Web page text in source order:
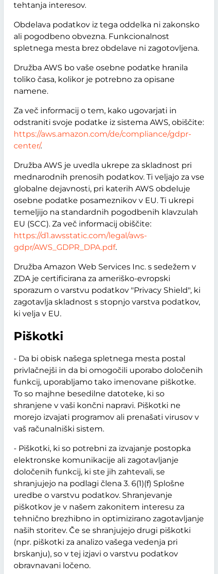
tehtanja interesov.
Obdelava podatkov iz tega oddelka ni zakonsko
ali pogodbeno obvezna. Funkcionalnost
spletnega mesta brez obdelave ni zagotovljena.
Družba AWS bo vaše osebne podatke hranila
toliko časa, kolikor je potrebno za opisane
namene.
Za več informacij o tem, kako ugovarjati in
odstraniti svoje podatke iz sistema AWS, obiščite:
https://aws.amazon.com/de/compliance/gdpr-
center/.
Družba AWS je uvedla ukrepe za skladnost pri
mednarodnih prenosih podatkov. Ti veljajo za vse
globalne dejavnosti, pri katerih AWS obdeluje
osebne podatke posameznikov v EU. Ti ukrepi
temeljijo na standardnih pogodbenih klavzulah
EU (SCC). Za več informacij obiščite:
https://d1.awsstatic.com/legal/aws-
gdpr/AWS_GDPR_DPA.pdf.
Družba Amazon Web Services Inc. s sedežem v
ZDA je certificirana za ameriško-evropski
sporazum o varstvu podatkov "Privacy Shield", ki
zagotavlja skladnost s stopnjo varstva podatkov,
ki velja v EU.
Piškotki
- Da bi obisk našega spletnega mesta postal
privlačnejši in da bi omogočili uporabo določenih
funkcij, uporabljamo tako imenovane piškotke.
To so majhne besedilne datoteke, ki so
shranjene v vaši končni napravi. Piškotki ne
morejo izvajati programov ali prenašati virusov v
vaš računalniški sistem.
- Piškotki, ki so potrebni za izvajanje postopka
elektronske komunikacije ali zagotavljanje
določenih funkcij, ki ste jih zahtevali, se
shranjujejo na podlagi člena 3. 6(1)(f) Splošne
uredbe o varstvu podatkov. Shranjevanje
piškotkov je v našem zakonitem interesu za
tehnično brezhibno in optimizirano zagotavljanje
naših storitev. Če se shranjujejo drugi piškotki
(npr. piškotki za analizo vašega vedenja pri
brskanju), so v tej izjavi o varstvu podatkov
obravnavani ločeno.